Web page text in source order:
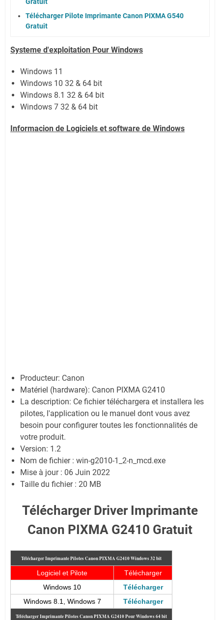
Télécharger Pilote Imprimante Canon PIXMA G540
Gratuit
Systeme d'exploitation Pour Windows
Windows 11
Windows 10 32 & 64 bit
Windows 8.1 32 & 64 bit
Windows 7 32 & 64 bit
Informacion de Logiciels et software de Windows
Producteur: Canon
Matériel (hardware): Canon PIXMA G2410
La description: Ce fichier téléchargera et installera les
pilotes, l'application ou le manuel dont vous avez
besoin pour configurer toutes les fonctionnalités de
votre produit.
Version: 1.2
Nom de fichier : win-g2010-1_2-n_mcd.exe
Mise à jour : 06 Juin 2022
Taille du fichier : 20 MB
Télécharger Driver Imprimante
Canon PIXMA G2410 Gratuit
Télécharger Imprimante Pilotes Canon PIXMA G2410Windows 32 bit
Logiciel et Pilote
Télécharger
Windows 10
Télécharger
Windows 8.1, Windows 7
Télécharger
Télécharger Imprimante Pilotes Canon PIXMA G2410Pour Windows 64 bit